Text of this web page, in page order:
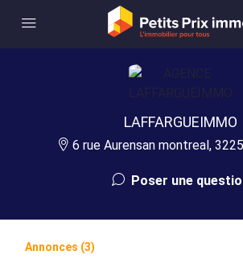
LAFFARGUEIMMO
6 rue Aurensan montreal,
Poser une
Annonces (3)